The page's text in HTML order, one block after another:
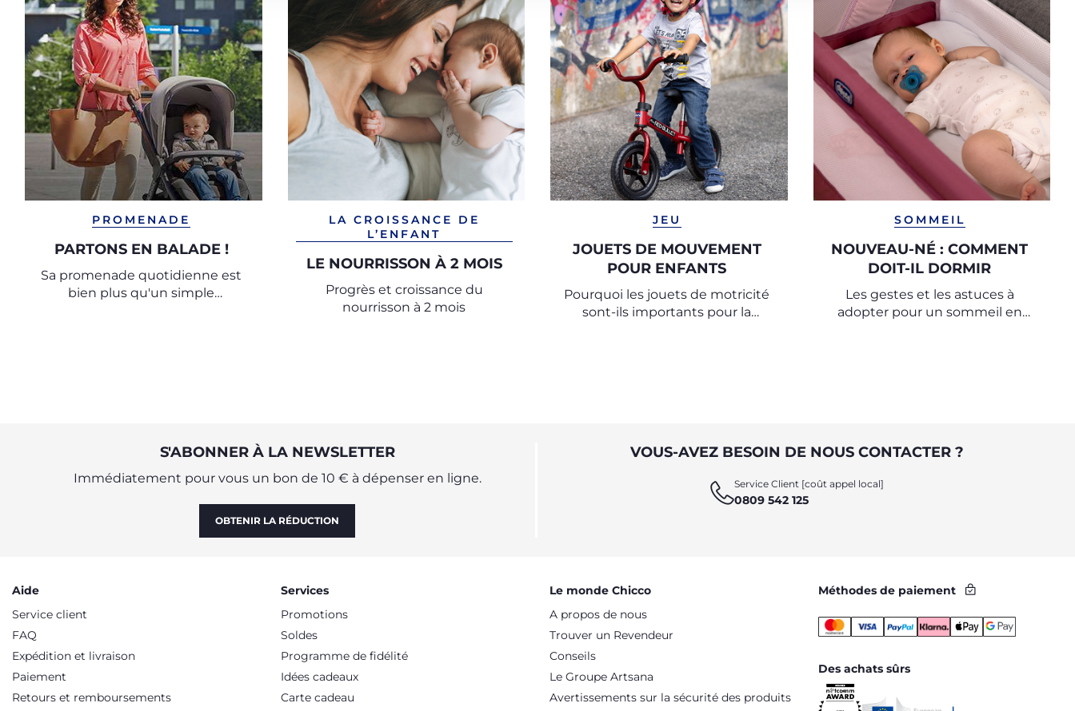
PROMENADE
PARTONS EN BALADE !
Sa promenade quotidienne est
bien plus qu'un simple
LA CROISSANCE DE
L’ENFANT
LE NOURRISSON À 2 MOIS
Progrès et croissance du
nourrisson à 2 mois
JEU
JOUETS DE MOUVEMENT
POUR ENFANTS
Pourquoi les jouets de motricité
sont-ils importants pour la
SOMMEIL
NOUVEAU-NÉ : COMMENT
DOIT-IL DORMIR
Les gestes et les astuces à
adopter pour un sommeil en
S'ABONNER À LA NEWSLETTER
Immédiatement pour vous un bon de 10 € à dépenser en ligne.
OBTENIR LA RÉDUCTION
VOUS-AVEZ BESOIN DE NOUS CONTACTER ?
Service Client [coût appel local]
0809 542 125
Aide
Service client
FAQ
Expédition et livraison
Paiement
Retours et remboursements
Services
Promotions
Soldes
Programme de fidélité
Idées cadeaux
Carte cadeau
Le monde Chicco
A propos de nous
Trouver un Revendeur
Conseils
Le Groupe Artsana
Avertissements sur la sécurité des produits
Méthodes de paiement
Des achats sûrs